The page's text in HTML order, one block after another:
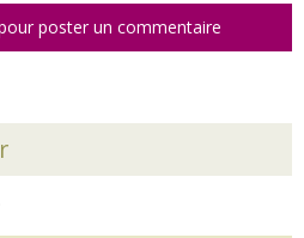
poster un commentaire